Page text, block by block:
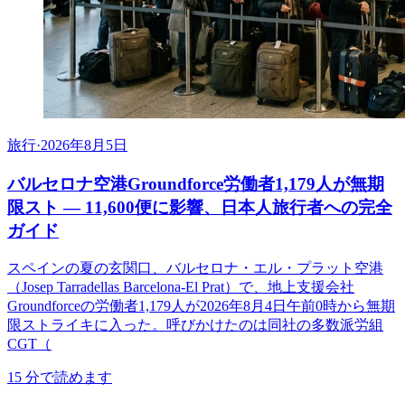
旅行·2026年8月5日
バルセロナ空港Groundforce労働者1,179人が無期
限スト ― 11,600便に影響、日本人旅行者への完全
ガイド
スペインの夏の玄関口、バルセロナ・エル・プラット空港
（Josep Tarradellas Barcelona-El Prat）で、地上支援会社
Groundforceの労働者1,179人が2026年8月4日午前0時から無期
限ストライキに入った。呼びかけたのは同社の多数派労組
CGT（
15 分で読めます